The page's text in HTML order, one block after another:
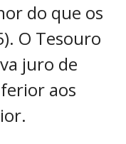
do que os
O Tesouro
juro de
aos